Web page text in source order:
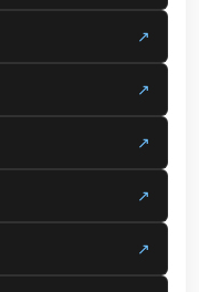
↗
↗
↗
↗
↗